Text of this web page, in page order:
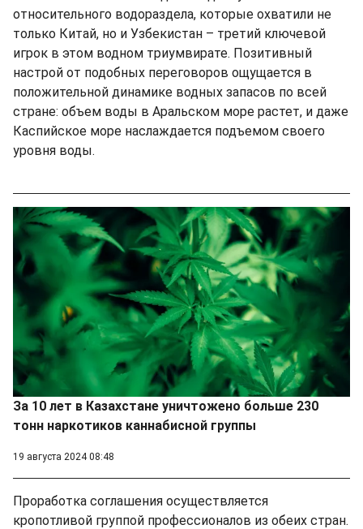
относительного водораздела, которые охватили не
только Китай, но и Узбекистан – третий ключевой
игрок в этом водном триумвирате. Позитивный
настрой от подобных переговоров ощущается в
положительной динамике водных запасов по всей
стране: объем воды в Аральском море растет, и даже
Каспийское море наслаждается подъемом своего
уровня воды.
За 10 лет в Казахстане уничтожено больше 230
тонн наркотиков каннабисной группы
19 августа 2024 08:48
Проработка соглашения осуществляется
кропотливой группой профессионалов из обеих стран.